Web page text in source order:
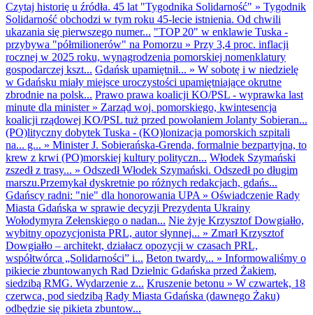
Czytaj historię u źródła. 45 lat "Tygodnika Solidarność" » Tygodnik
Solidarność obchodzi w tym roku 45-lecie istnienia. Od chwili
ukazania się pierwszego numer... "TOP 20" w enklawie Tuska -
przybywa "półmilionerów" na Pomorzu » Przy 3,4 proc. inflacji
rocznej w 2025 roku, wynagrodzenia pomorskiej nomenklatury
gospodarczej kszt... Gdańsk upamiętnił... » W sobotę i w niedzielę
w Gdańsku miały miejsce uroczystości upamiętniające okrutne
zbrodnie na polsk... Prawo prawa koalicji KO/PSL - wyprawka last
minute dla minister» Zarząd woj. pomorskiego, kwintesencja
koalicji rządowej KO/PSL tuż przed powołaniem Jolanty Sobieran...
(PO)lityczny dobytek Tuska - (KO)lonizacja pomorskich szpitali
na... g... » Minister J. Sobierańska-Grenda, formalnie bezpartyjna, to
krew z krwi (PO)morskiej kultury polityczn... Włodek Szymański
zszedł z trasy... » Odszedł Włodek Szymański. Odszedł po długim
marszu.Przemykał dyskretnie po różnych redakcjach, gdańs...
Gdańscy radni: "nie" dla honorowania UPA » Oświadczenie Rady
Miasta Gdańska w sprawie decyzji Prezydenta Ukrainy
Wołodymyra Zełenskiego o nadan... Nie żyje Krzysztof Dowgiałło,
wybitny opozycjonista PRL, autor słynnej... » Zmarł Krzysztof
Dowgiałło – architekt, działacz opozycji w czasach PRL,
współtwórca „Solidarności” i... Beton twardy... » Informowaliśmy o
pikiecie zbuntowanych Rad Dzielnic Gdańska przed Żakiem,
siedzibą RMG. Wydarzenie z... Kruszenie betonu » W czwartek, 18
czerwca, pod siedzibą Rady Miasta Gdańska (dawnego Żaku)
odbędzie się pikieta zbuntow...